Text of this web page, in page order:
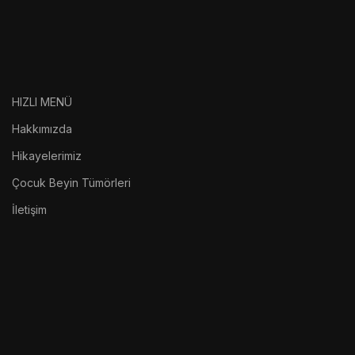
HIZLI MENÜ
Hakkımızda
Hikayelerimiz
Çocuk Beyin Tümörleri
İletişim